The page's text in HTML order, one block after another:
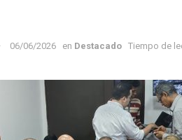
06/06/2026 en Destacado Tiempo de